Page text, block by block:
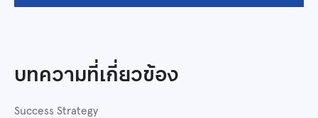
บทความที่เกี่ยวข้อง
Success Strategy